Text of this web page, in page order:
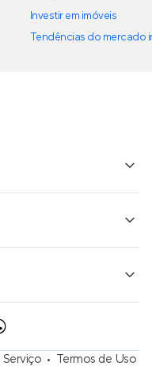
Investir em imóveis
Tendências do mercado
Termos de Uso